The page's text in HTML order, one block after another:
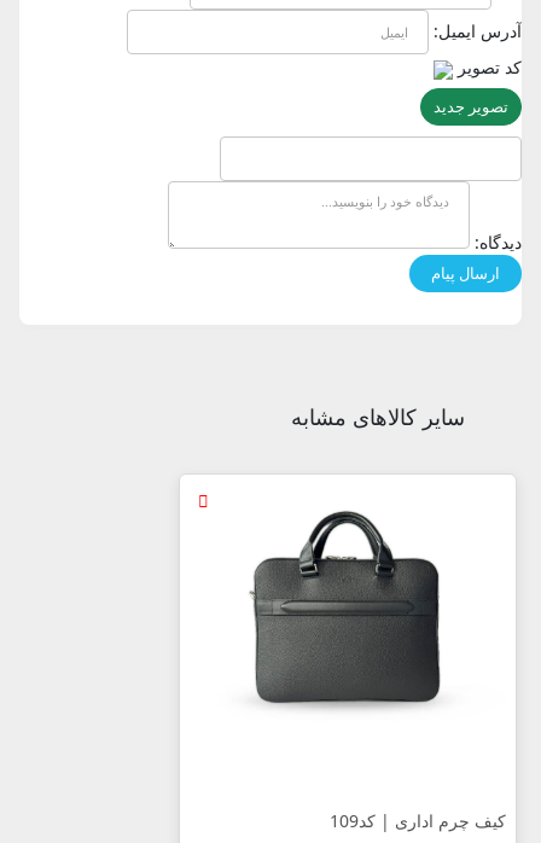
آدرس ایمیل:
کد تصویر
تصویر جدید
دیدگاه:
سایر کالاهای مشابه
کیف چرم اداری | کد109